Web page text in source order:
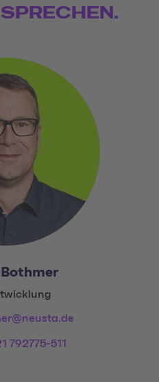
Bothmer
792775-511